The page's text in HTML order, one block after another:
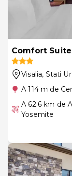
Comfort
Visalia, Stati
A 114 m de
A 62.6 km de
Yosemite